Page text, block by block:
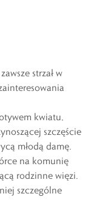
strzał w
kwiatu,
szczęście
młodą damę.
na komunię
rodzinne więzi.
szczególne